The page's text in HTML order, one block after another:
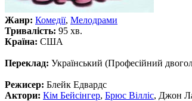
Жанр: Комедії, Мелодрами
Тривалість: 95 хв.
Країна: США
Переклад: Український (Професійний
Режисер: Блейк Едвардс
Актори: Кім Бейсінгер, Брюс Вілліс, Джон